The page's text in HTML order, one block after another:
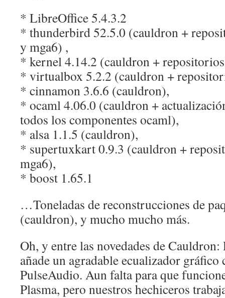
* LibreOffice 5.4.3.2
* thunderbird 52.5.0 (cauldron +
y mga6) ,
* kernel 4.14.2 (cauldron +
* virtualbox 5.2.2 (cauldron +
* cinnamon 3.6.6 (cauldron),
* ocaml 4.06.0 (cauldron +
todos los componentes ocaml),
* alsa 1.1.5 (cauldron),
* supertuxkart 0.9.3 (cauldron +
mga6),
* boost 1.65.1
…Toneladas de reconstrucciones de
(cauldron), y mucho mucho más.
Oh, y entre las novedades de Cauldron:
añade un agradable ecualizador
PulseAudio. Aun falta para que
Plasma, pero nuestros hechiceros